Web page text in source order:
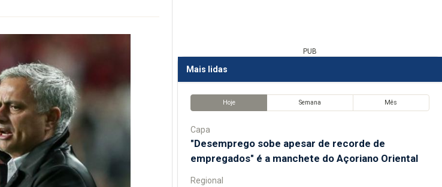
PUB
Mais lidas
Hoje Semana Mês
Capa
"Desemprego sobe apesar de recorde de
empregados" é a manchete do Açoriano Oriental
Regional